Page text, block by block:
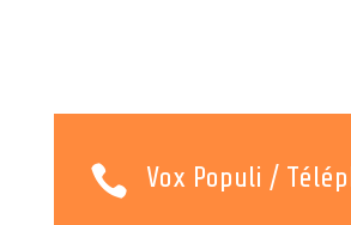
 Vox Populi /